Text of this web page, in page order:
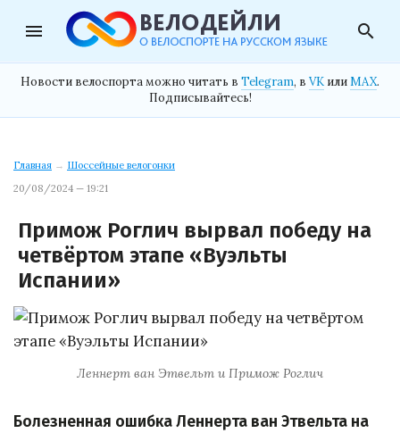
menu search
Новости велоспорта можно читать в Telegram, в VK илиMAX.
Подписывайтесь!
Главная → Шоссейные велогонки
20/08/2024 — 19:21
Примож Роглич вырвал победу на
четвёртом этапе «Вуэльты
Испании»
Леннерт ван Этвельт и Примож Роглич
Болезненная ошибка Леннерта ван Этвельта на